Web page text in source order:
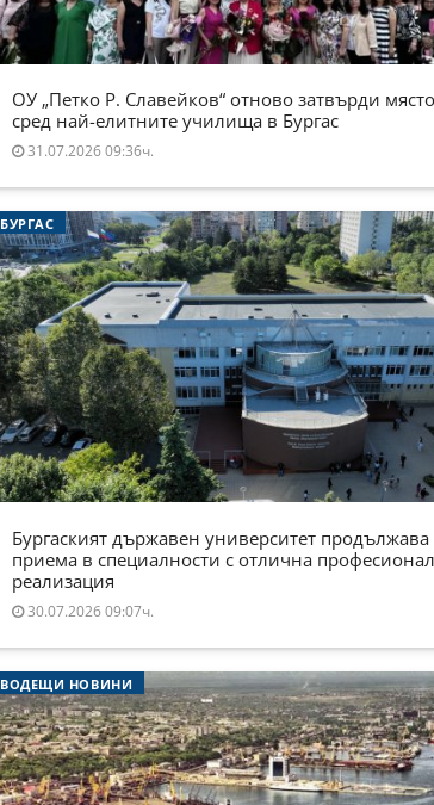
ОУ „Петко Р. Славейков“ отново затвърди
сред най-елитните училища в Бургас
31.07.2026 09:36ч.
БУРГАС
Бургаският държавен университет продължава
приема в специалности с отлична
реализация
30.07.2026 09:07ч.
ВОДЕЩИ НОВИНИ